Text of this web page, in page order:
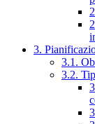
3.
3.1.
3.2.